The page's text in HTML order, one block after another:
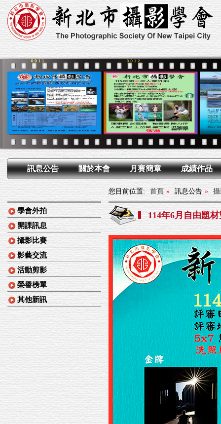
訊息公告 關於本會 月賽簡章 成績作品
學會外拍
開課訊息
攝影比賽
影藝交流
活動剪影
榮譽榜單
其他新訊
您目前位置: 首頁 » 訊息公告 »
114年6月自由題